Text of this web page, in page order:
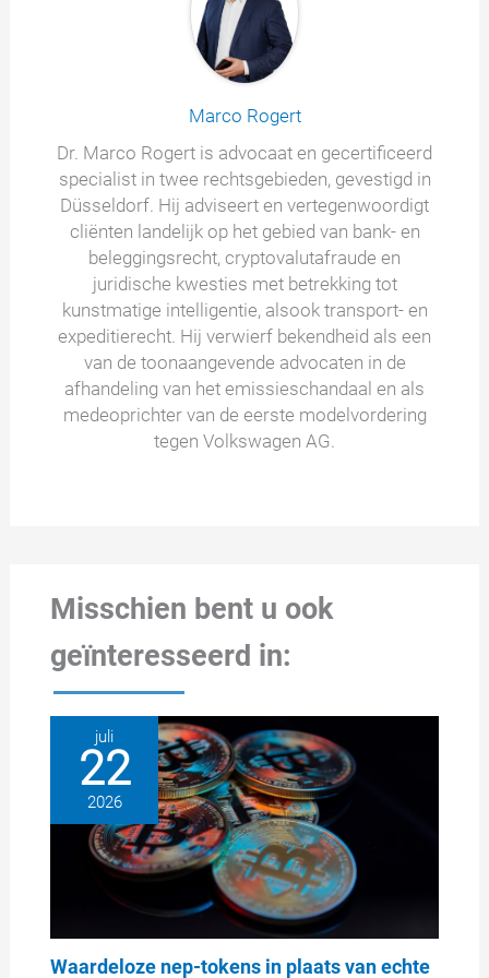
Marco Rogert
Dr. Marco Rogert is advocaat en gecertificeerd
specialist in twee rechtsgebieden, gevestigd in
Düsseldorf. Hij adviseert en vertegenwoordigt
cliënten landelijk op het gebied van bank- en
beleggingsrecht, cryptovalutafraude en
juridische kwesties met betrekking tot
kunstmatige intelligentie, alsook transport- en
expeditierecht. Hij verwierf bekendheid als een
van de toonaangevende advocaten in de
afhandeling van het emissieschandaal en als
medeoprichter van de eerste modelvordering
tegen Volkswagen AG.
Misschien bent u ook
geïnteresseerd in:
juli
22
2026
Waardeloze nep-tokens in plaats van echte